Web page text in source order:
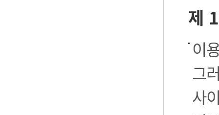
제
이
그
사